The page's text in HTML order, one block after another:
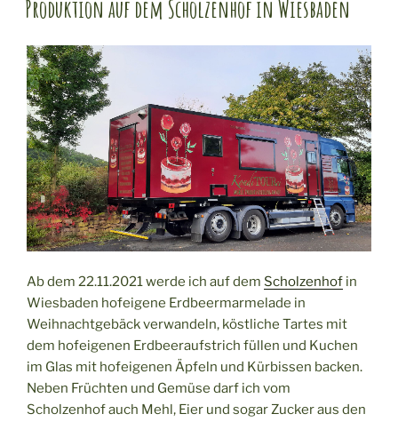
Produktion auf dem Scholzenhof in Wiesbaden
Ab dem 22.11.2021 werde ich auf dem Scholzenhof in
Wiesbaden hofeigene Erdbeermarmelade in
Weihnachtgebäck verwandeln, köstliche Tartes mit
dem hofeigenen Erdbeeraufstrich füllen und Kuchen
im Glas mit hofeigenen Äpfeln und Kürbissen backen.
Neben Früchten und Gemüse darf ich vom
Scholzenhof auch Mehl, Eier und sogar Zucker aus den